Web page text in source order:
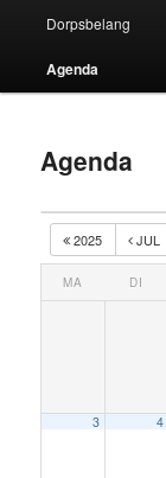
naar
de
inhoud
Dorpsbelang
Agenda
Agenda
2025 JUL
MA DI
3 4